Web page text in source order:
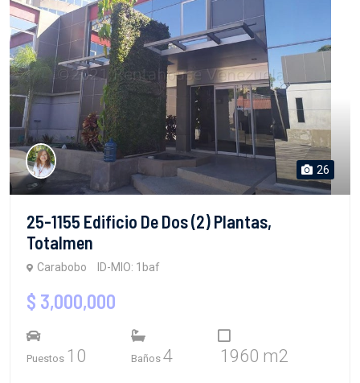
26
25-1155 Edificio De Dos (2) Plantas,
Totalmen
Carabobo ID-MIO: 1baf
$ 3,000,000
Puestos 10 Baños 4 1960 m2